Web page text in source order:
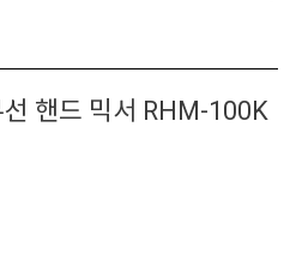
핸드 믹서 RHM-100K